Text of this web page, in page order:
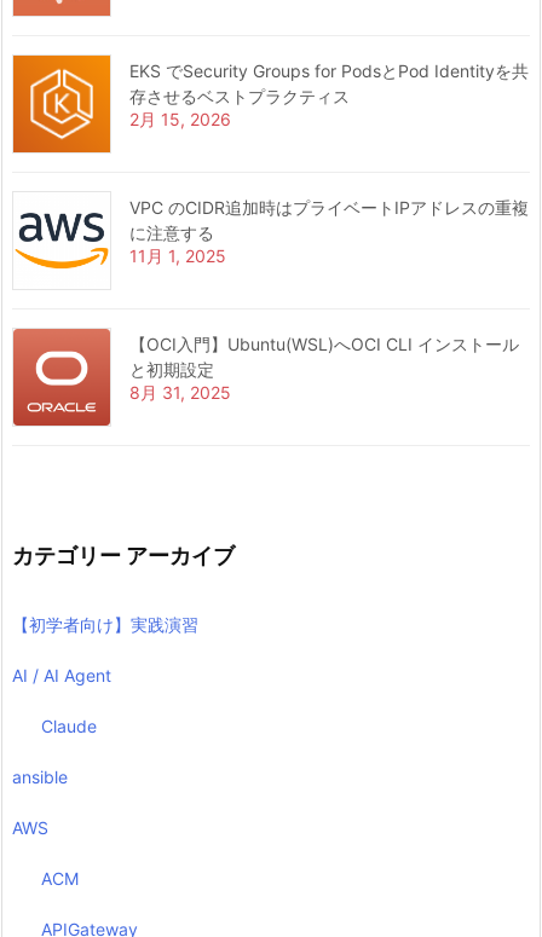
EKS でSecurity Groups for PodsとPod Identityを共
存させるベストプラクティス
2月 15, 2026
VPC のCIDR追加時はプライベートIPアドレスの重複
に注意する
11月 1, 2025
【OCI入門】Ubuntu(WSL)へOCI CLI インストール
と初期設定
8月 31, 2025
カテゴリー アーカイブ
【初学者向け】実践演習
AI / AI Agent
Claude
ansible
AWS
ACM
APIGateway